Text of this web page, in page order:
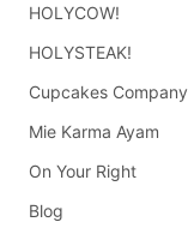
HOLYCOW!
HOLYSTEAK!
Cupcakes Company
Mie Karma Ayam
On Your Right
Blog